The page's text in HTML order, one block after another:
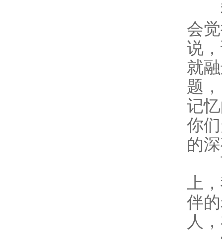
我
会
说
就
题
记
你
的
而
上
伴
人